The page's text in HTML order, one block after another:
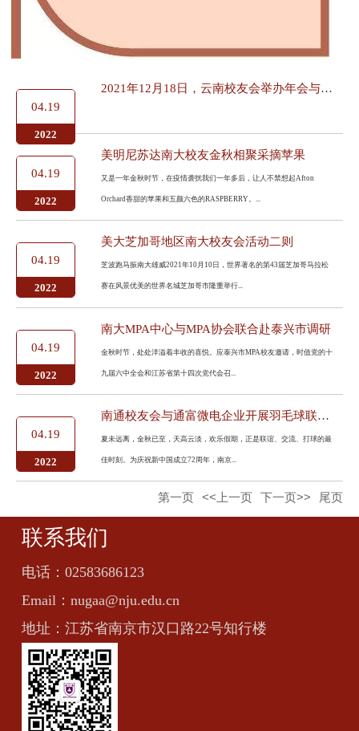
04.19
2022
2021年12月18日，云南校友会举办年会与校庆工作会议
04.19
2022
美明尼苏达南大校友金秋相聚采摘苹果
又是一年金秋时节，在疫情袭扰我们一年多后，让人不禁想起Afton
Orchard香甜的苹果和五颜六色的RASPBERRY。...
04.19
2022
美大芝加哥地区南大校友会活动二则
芝波跑马振南大雄威2021年10月10日，世界著名的第43届芝加哥马拉松
赛在风景优美的世界名城芝加哥市隆重举行...
04.19
2022
南大MPA中心与MPA协会联合赴泰兴市调研
金秋时节，处处洋溢着丰收的喜悦。应泰兴市MPA校友邀请，时值党的十
九届六中全会和江苏省第十四次党代会召...
04.19
2022
南通校友会与通富微电企业开展羽毛球联谊活动
夏未远离，金秋已至，天高云淡，欢乐假期，正是联谊、交流、打球的最
佳时刻。为庆祝新中国成立72周年，南京...
第一页 <<上一页 下一页>> 尾页
联系我们
电话： 02583686123
Email： nugaa@nju.edu.cn
地址： 江苏省南京市汉口路22号知行楼